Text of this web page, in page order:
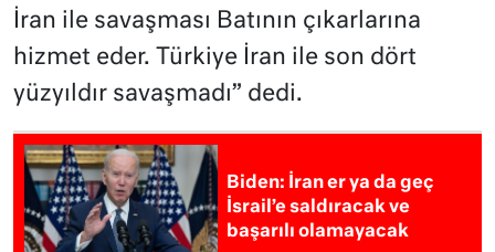
İran ile savaşması Batının çıkarlarına
hizmet eder. Türkiye İran ile son dört
yüzyıldır savaşmadı” dedi.
Biden: İran er ya da geç
İsrail’e saldıracak ve
başarılı olamayacak